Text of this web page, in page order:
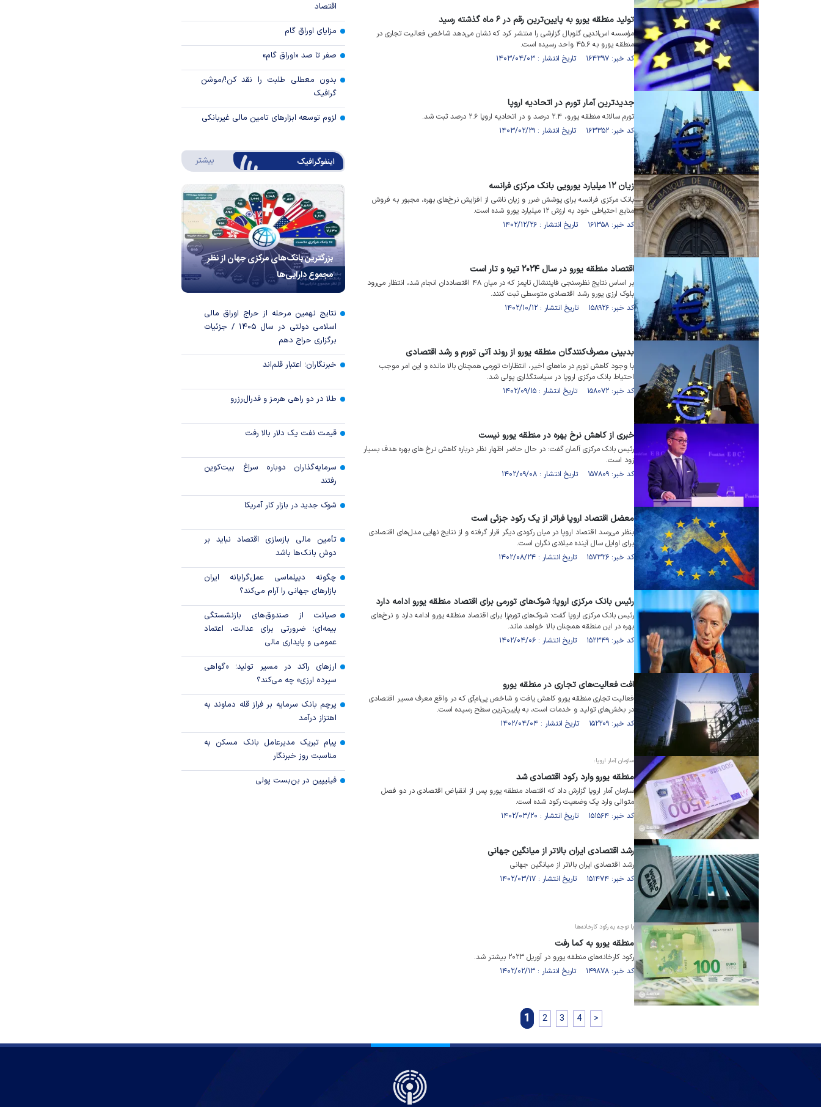
تولید منطقه یورو به پایین‌ترین رقم در ۶ ماه گذشته رسید
مؤسسه اس‌اندپی گلوبال گزارشی را منتشر کرد که نشان می‌دهد شاخص فعالیت تجاری در
منطقه یورو به ۴۵.۶ واحد رسیده است.
کد خبر: ۱۶۴۳۹۷ تاریخ انتشار : ۱۴۰۳/۰۴/۰۳
جدیدترین آمار تورم در اتحادیه اروپا
تورم سالانه منطقه یورو، ۲.۴ درصد و در اتحادیه اروپا ۲.۶ درصد ثبت شد.
کد خبر: ۱۶۳۳۵۲ تاریخ انتشار : ۱۴۰۳/۰۲/۲۹
زیان ۱۲ میلیارد یورویی بانک مرکزی فرانسه
بانک مرکزی فرانسه برای پوشش ضرر و زیان ناشی از افزایش نرخ‌های بهره، مجبور به فروش
منابع احتیاطی خود به ارزش ۱۲ میلیارد یورو شده است.
کد خبر: ۱۶۱۳۵۸ تاریخ انتشار : ۱۴۰۲/۱۲/۲۶
اقتصاد منطقه یورو در سال ۲۰۲۴ تیره و تار است
بر اساس نتایج نظرسنجی فایننشال تایمز که در میان ۴۸ اقتصاددان انجام شد، انتظار می‌رود
بلوک ارزی یورو رشد اقتصادی متوسطی ثبت کنند.
کد خبر: ۱۵۸۹۲۶ تاریخ انتشار : ۱۴۰۲/۱۰/۱۲
بدبینی مصرف‌کنندگان منطقه یورو از روند آتی تورم و رشد اقتصادی
با وجود کاهش تورم در ماه‌های اخیر، انتظارات تورمی همچنان بالا مانده و این امر موجب
احتیاط بانک مرکزی اروپا در سیاستگذاری پولی شد.
کد خبر: ۱۵۸۰۷۲ تاریخ انتشار : ۱۴۰۲/۰۹/۱۵
خبری از کاهش نرخ بهره در منطقه یورو نیست
رئیس بانک مرکزی آلمان گفت: در حال حاضر اظهار نظر درباره کاهش نرخ های بهره هدف بسیار
زود است.
کد خبر: ۱۵۷۸۰۹ تاریخ انتشار : ۱۴۰۲/۰۹/۰۸
معضل اقتصاد اروپا فراتر از یک رکود جزئی است
بنظر می‌رسد اقتصاد اروپا در میان رکودی دیگر قرار گرفته و از نتایج نهایی مدل‌های اقتصادی
برای اوایل سال آینده میلادی نگران است.
کد خبر: ۱۵۷۳۲۶ تاریخ انتشار : ۱۴۰۲/۰۸/۲۴
رئیس بانک مرکزی اروپا: شوک‌های تورمی برای اقتصاد منطقه یورو ادامه دارد
رئیس بانک مرکزی اروپا گفت: شوک‌های تورم‌زا برای اقتصاد منطقه یورو ادامه دارد و نرخ‌های
بهره در این منطقه همچنان بالا خواهد ماند.
کد خبر: ۱۵۲۳۴۹ تاریخ انتشار : ۱۴۰۲/۰۴/۰۶
افت فعالیت‌های تجاری در منطقه یورو
فعالیت تجاری منطقه یورو کاهش یافت و شاخص پی‌ام‌آی که در واقع معرف مسیر اقتصادی
در بخش‌های تولید و خدمات است، به پایین‌ترین سطح رسیده است.
کد خبر: ۱۵۲۲۰۹ تاریخ انتشار : ۱۴۰۲/۰۴/۰۴
سازمان آمار اروپا:
منطقه یورو وارد رکود اقتصادی شد
سازمان آمار اروپا گزارش داد که اقتصاد منطقه یورو پس از انقباض اقتصادی در دو فصل
متوالی وارد یک وضعیت رکود شده است.
کد خبر: ۱۵۱۵۶۴ تاریخ انتشار : ۱۴۰۲/۰۳/۲۰
رشد اقتصادی ایران بالاتر از میانگین جهانی
رشد اقتصادی ایران بالاتر از میانگین جهانی
کد خبر: ۱۵۱۴۷۴ تاریخ انتشار : ۱۴۰۲/۰۳/۱۷
با توجه به رکود کارخانه‌ها
منطقه یورو به کما رفت
رکود کارخانه‌های منطقه یورو در آوریل ۲۰۲۳ بیشتر شد.
کد خبر: ۱۴۹۸۷۸ تاریخ انتشار : ۱۴۰۲/۰۲/۱۳
1 2 3 4 >
اقتصاد
مزایای اوراق گام
صفر تا صد «اوراق گام»
بدون معطلی طلبت را نقد کن!/موشن
گرافیک
لزوم توسعه ابزارهای تامین مالی غیربانکی
اینفوگرافیک بیشتر درباره اینفوگرافیک
بزرگترین بانک‌های مرکزی جهان از نظر
مجموع دارایی‌ها
نتایج نهمین مرحله از حراج اوراق مالی
اسلامی دولتی در سال ۱۴۰۵ / جزئیات
برگزاری حراج دهم
خبرنگاران؛ اعتبار قلم‌اند
طلا در دو راهی هرمز و فدرال‌رزرو
قیمت نفت یک دلار بالا رفت
سرمایه‌گذاران دوباره سراغ بیت‌کوین
رفتند
شوک جدید در بازار کار آمریکا
تأمین مالی بازسازی اقتصاد نباید بر
دوش بانک‌ها باشد
چگونه دیپلماسی عمل‌گرایانه ایران
بازار‌های جهانی را آرام می‌کند؟
صیانت از صندوق‌های بازنشستگی
بیمه‌ای؛ ضرورتی برای عدالت، اعتماد
عمومی و پایداری مالی
ارزهای راکد در مسیر تولید؛ «گواهی
سپرده ارزی» چه می‌کند؟
پرچم بانک سرمایه بر فراز قله دماوند به
اهتزاز درآمد
پیام تبریک مدیرعامل بانک مسکن به
مناسبت روز خبرنگار
فیلیپین در بن‌بست پولی